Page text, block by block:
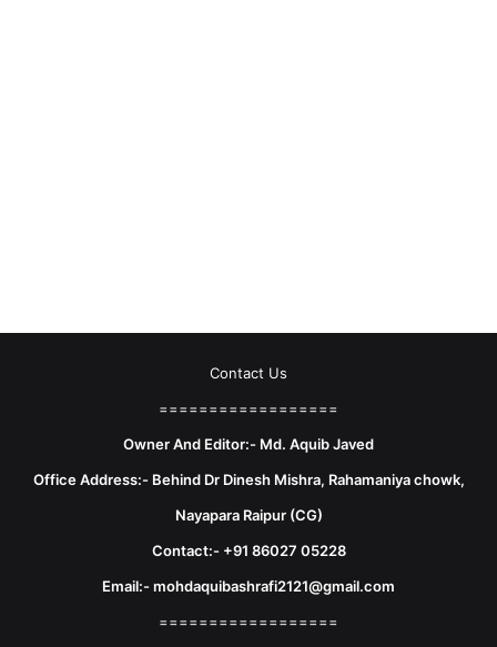
Contact Us
==================
Owner And Editor:- Md. Aquib Javed
Office Address:- Behind Dr Dinesh Mishra, Rahamaniya chowk,
Nayapara Raipur (CG)
Contact:- +91 86027 05228
Email:- mohdaquibashrafi2121@gmail.com
==================